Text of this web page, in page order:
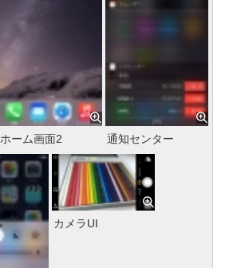
ホーム画面2 通知センター
カメラUI